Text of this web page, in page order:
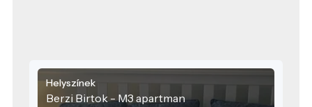
Helyszínek
Berzi Birtok - M3 apartman